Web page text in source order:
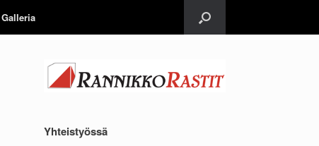
Galleria
Yhteistyössä